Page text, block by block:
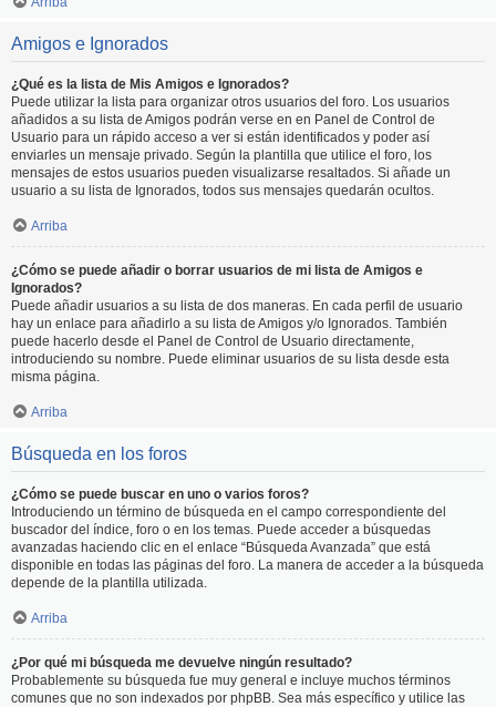
Amigos e Ignorados
¿Qué es la lista de Mis Amigos e Ignorados?
Puede utilizar la lista para organizar otros usuarios del foro. Los usuarios
añadidos a su lista de Amigos podrán verse en en Panel de Control de
Usuario para un rápido acceso a ver si están identificados y poder así
enviarles un mensaje privado. Según la plantilla que utilice el foro, los
mensajes de estos usuarios pueden visualizarse resaltados. Si añade un
usuario a su lista de Ignorados, todos sus mensajes quedarán ocultos.
Arriba
¿Cómo se puede añadir o borrar usuarios de mi lista de Amigos e
Ignorados?
Puede añadir usuarios a su lista de dos maneras. En cada perfil de usuario
hay un enlace para añadirlo a su lista de Amigos y/o Ignorados. También
puede hacerlo desde el Panel de Control de Usuario directamente,
introduciendo su nombre. Puede eliminar usuarios de su lista desde esta
misma página.
Arriba
Búsqueda en los foros
¿Cómo se puede buscar en uno o varios foros?
Introduciendo un término de búsqueda en el campo correspondiente del
buscador del índice, foro o en los temas. Puede acceder a búsquedas
avanzadas haciendo clic en el enlace “Búsqueda Avanzada” que está
disponible en todas las páginas del foro. La manera de acceder a la búsqueda
depende de la plantilla utilizada.
Arriba
¿Por qué mi búsqueda me devuelve ningún resultado?
Probablemente su búsqueda fue muy general e incluye muchos términos
comunes que no son indexados por phpBB. Sea más específico y utilice las